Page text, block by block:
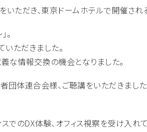
ただき、東京ドームホテルで開催され
。
ただきました。
な情報交換の機会となりました。
体連合会様、ご聴講をいただきまし
のDX体験、オフィス視察を受け入れて